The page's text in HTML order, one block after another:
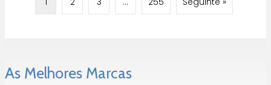
As Melhores Marcas